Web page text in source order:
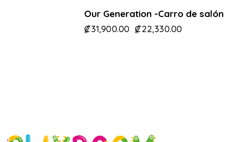
Our Generation -Carro de salón
₡31,900.00 ₡22,330.00